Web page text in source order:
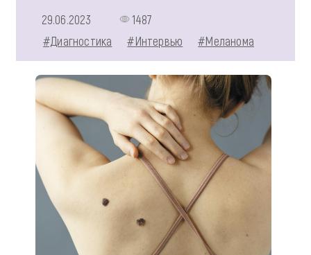
29.06.2023
1487
#Диагностика
#Интервью #Меланома